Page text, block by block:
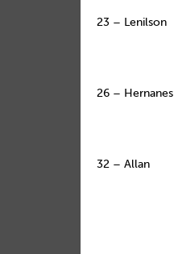
23 – Lenilson
26 – Hernanes
32 – Allan